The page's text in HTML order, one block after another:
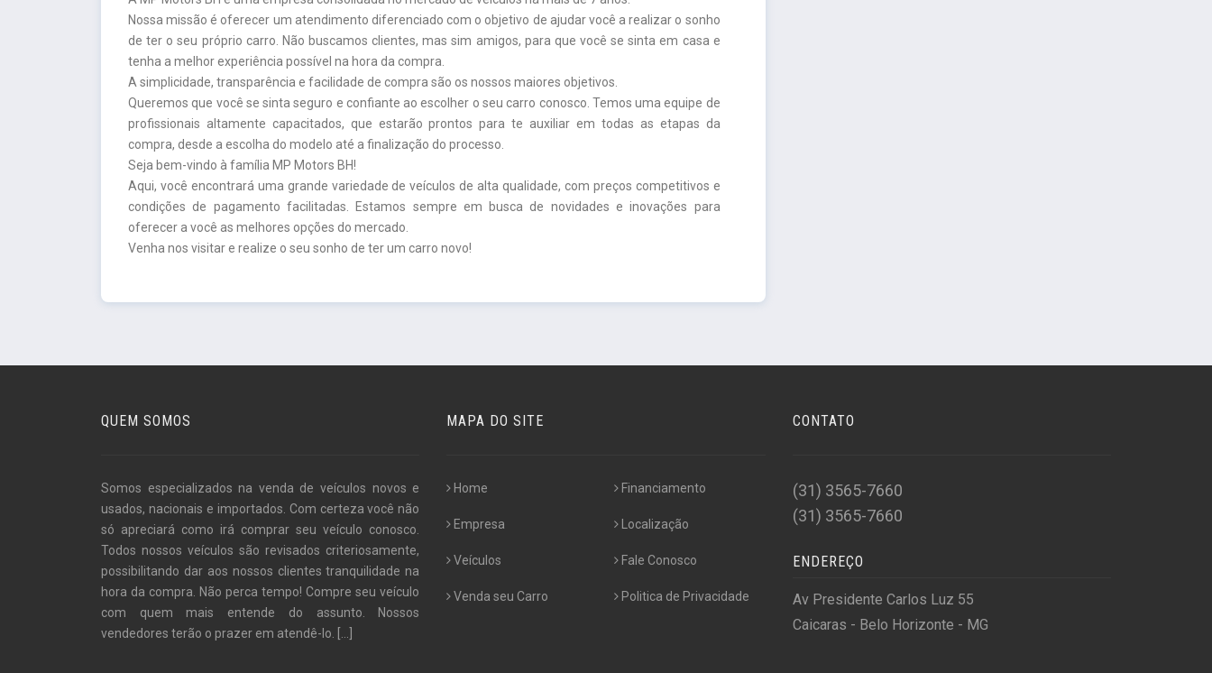
Nossa missão é oferecer um atendimento diferenciado com o objetivo de ajudar você a realizar o sonho
de ter o seu próprio carro. Não buscamos clientes, mas sim amigos, para que você se sinta em casa e
tenha a melhor experiência possível na hora da compra.
A simplicidade, transparência e facilidade de compra são os nossos maiores objetivos.
Queremos que você se sinta seguro e confiante ao escolher o seu carro conosco. Temos uma equipe de
profissionais altamente capacitados, que estarão prontos para te auxiliar em todas as etapas da
compra, desde a escolha do modelo até a finalização do processo.
Seja bem-vindo à família MP Motors BH!
Aqui, você encontrará uma grande variedade de veículos de alta qualidade, com preços competitivos e
condições de pagamento facilitadas. Estamos sempre em busca de novidades e inovações para
oferecer a você as melhores opções do mercado.
Venha nos visitar e realize o seu sonho de ter um carro novo!
QUEM SOMOS
Somos especializados na venda de veículos novos e
usados, nacionais e importados. Com certeza você não
só apreciará como irá comprar seu veículo conosco.
Todos nossos veículos são revisados criteriosamente,
possibilitando dar aos nossos clientes tranquilidade na
hora da compra. Não perca tempo! Compre seu veículo
com quem mais entende do assunto. Nossos
vendedores terão o prazer em atendê-lo.
MAPA DO SITE
Home
Empresa
Veículos
Venda seu Carro
Financiamento
Localização
Fale Conosco
Politica de Privacidade
CONTATO
(31) 3565-7660
(31) 3565-7660
ENDEREÇO
Av Presidente Carlos Luz 55
Caicaras - Belo Horizonte - MG